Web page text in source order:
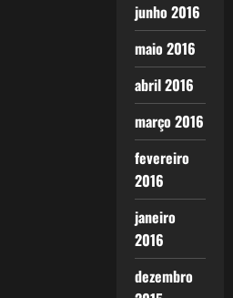
junho 2016
maio 2016
abril 2016
março 2016
fevereiro
2016
janeiro
2016
dezembro